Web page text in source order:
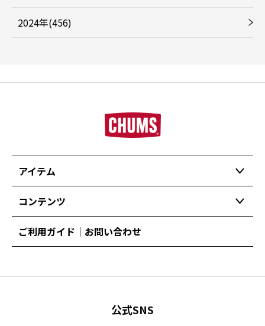
2024年(456)
アイテム
コンテンツ
ご利用ガイド｜お問い合わせ
公式SNS